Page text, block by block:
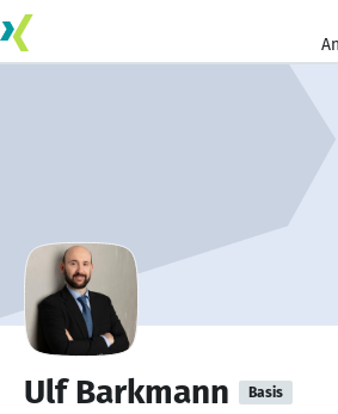
Ulf Barkmann Basis